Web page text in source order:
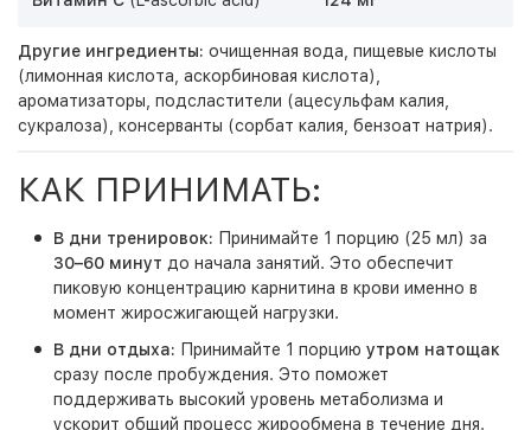
Другие ингредиенты: очищенная вода, пищевые кислоты
(лимонная кислота, аскорбиновая кислота),
ароматизаторы, подсластители (ацесульфам калия,
сукралоза), консерванты (сорбат калия, бензоат натрия).
КАК ПРИНИМАТЬ:
В дни тренировок: Принимайте 1 порцию (25 мл) за
30–60 минут до начала занятий. Это обеспечит
пиковую концентрацию карнитина в крови именно в
момент жиросжигающей нагрузки.
В дни отдыха: Принимайте 1 порцию утром натощак
сразу после пробуждения. Это поможет
поддерживать высокий уровень метаболизма и
ускорит общий процесс жирообмена в течение дня.